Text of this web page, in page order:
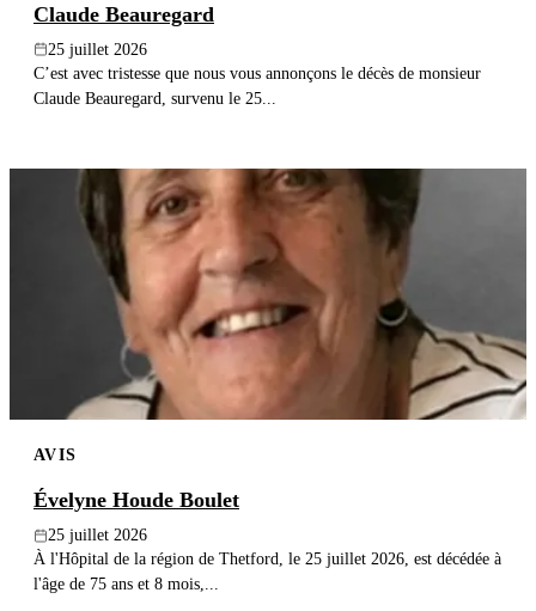
Claude Beauregard
25 juillet 2026
C’est avec tristesse que nous vous annonçons le décès de monsieur
Claude Beauregard, survenu le 25...
AVIS
Évelyne Houde Boulet
25 juillet 2026
À l'Hôpital de la région de Thetford, le 25 juillet 2026, est décédée à
l'âge de 75 ans et 8 mois,...